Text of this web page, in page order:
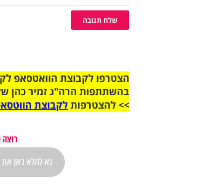
שלח תגובה
בהשתתפות הרה"ג זמיר כהן
>> להצטרפותלקבוצת